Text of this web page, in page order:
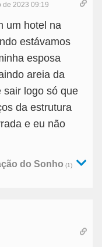
de 2023 09:19
um hotel na
estávamos
esposa
areia da
sair logo só que
da estrutura
e eu não
do Sonho (1)